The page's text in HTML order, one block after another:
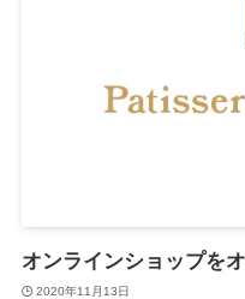
オンラインショップを
2020年11月13日